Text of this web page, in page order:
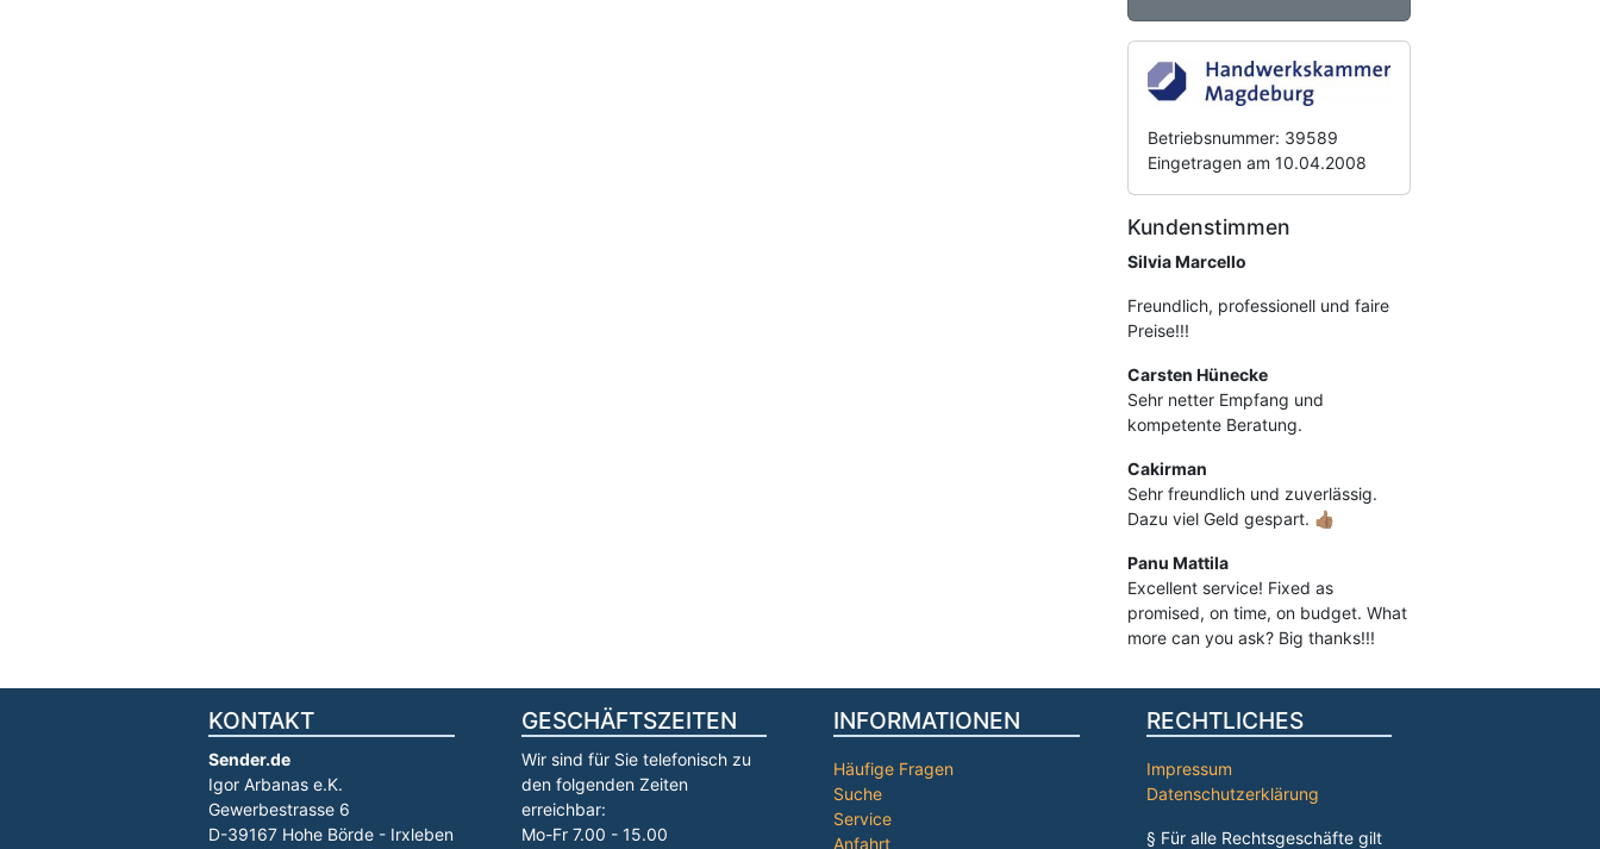
Betriebsnummer: 39589
Eingetragen am 10.04.2008
Kundenstimmen
Silvia Marcello
Freundlich, professionell und faire
Preise!!!
Carsten Hünecke
Sehr netter Empfang und
kompetente Beratung.
Cakirman
Sehr freundlich und zuverlässig.
Dazu viel Geld gespart. 👍🏽
Panu Mattila
Excellent service! Fixed as
promised, on time, on budget. What
more can you ask? Big thanks!!!
KONTAKT
Sender.de
Igor Arbanas e.K.
Gewerbestrasse 6
D-39167 Hohe Börde - Irxleben
GESCHÄFTSZEITEN
Wir sind für Sie telefonisch zu
den folgenden Zeiten
erreichbar:
Mo-Fr 7.00 - 15.00
INFORMATIONEN
Häufige Fragen
Suche
Service
Anfahrt
RECHTLICHES
Impressum
Datenschutzerklärung
§ Für alle Rechtsgeschäfte gilt